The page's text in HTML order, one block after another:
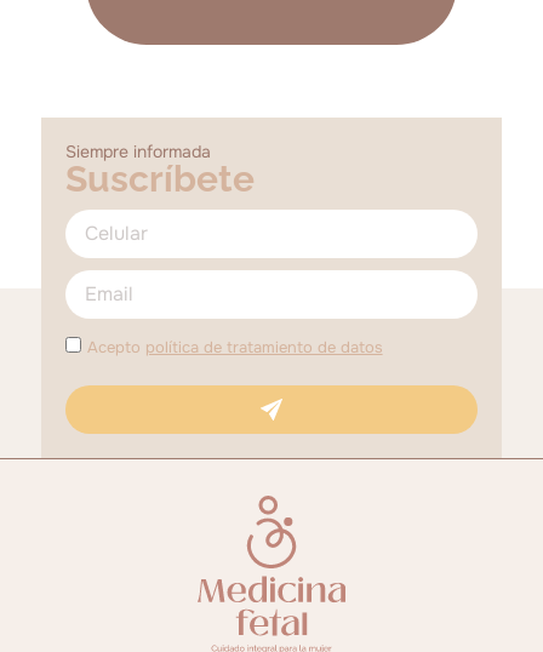
Siempre informada
Suscríbete
Acepto política de tratamiento de datos